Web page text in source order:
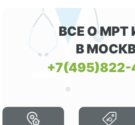
ВСЕ О МРТ
В